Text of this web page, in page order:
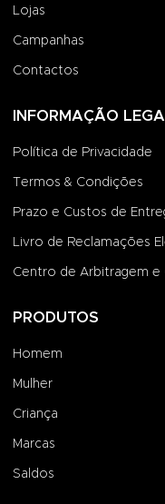
Lojas
Campanhas
Contactos
INFORMAÇÃO
Política de Privacidade
Termos & Condições
Prazo e Custos de
Livro de Reclamações
Centro de Arbitragem e
PRODUTOS
Homem
Mulher
Criança
Marcas
Saldos